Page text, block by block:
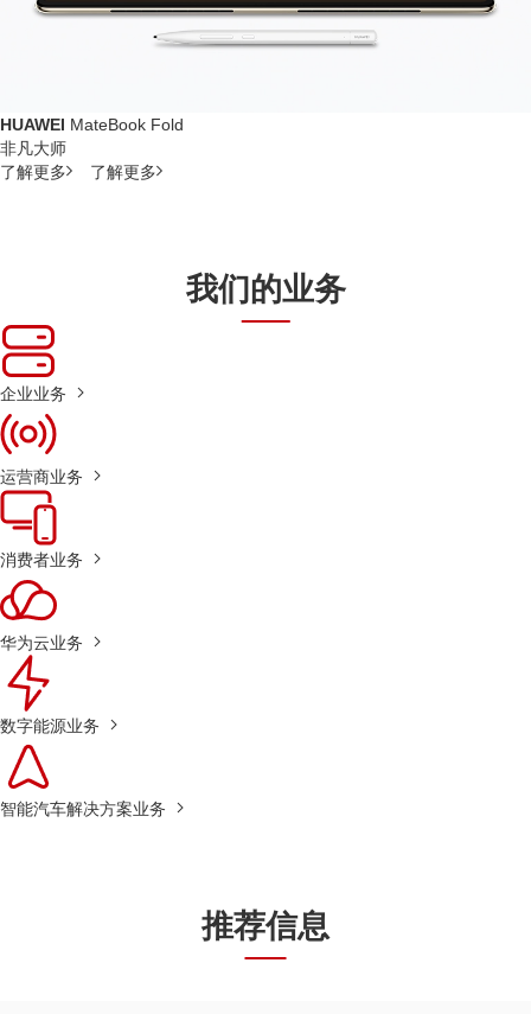
HUAWEI MateBook Fold
非凡大师
了解更多
了解更多
我们的业务
企业业务
运营商业务
消费者业务
华为云业务
数字能源业务
智能汽车解决方案业务
推荐信息